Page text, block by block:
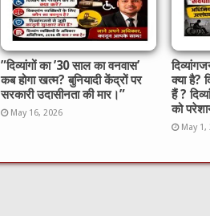
​”दिव्यांगों का ’30 साल का वनवास’
कब होगा खत्म? बुनियादी केंद्रों पर
सरकारी उदासीनता की मार।”
May 16, 2026
क्या है?
हैं ?
को
May 1,